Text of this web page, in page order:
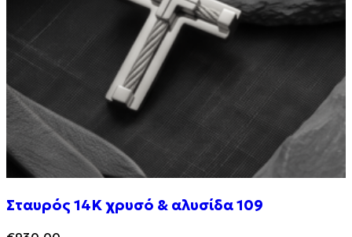
Σταυρός 14Κ χρυσό & αλυσίδα 109